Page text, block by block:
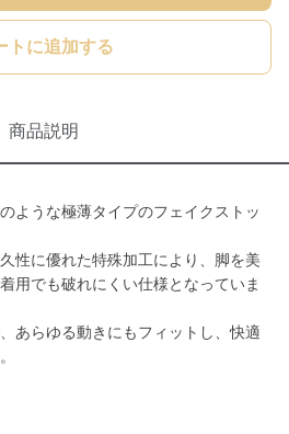
トに追加する
商品説明
ような極薄タイプのフェイクストッ
性に優れた特殊加工により、脚を美
用でも破れにくい仕様となっていま
あらゆる動きにもフィットし、快適